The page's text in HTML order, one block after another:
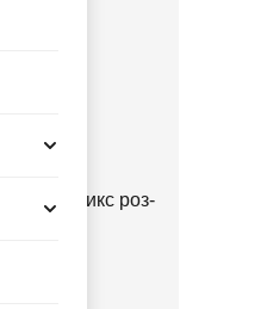
6-8ммМикс роз-